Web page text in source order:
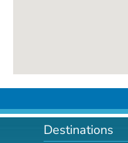
Destinations